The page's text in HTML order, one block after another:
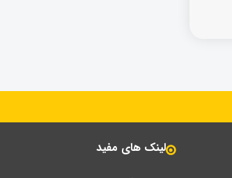
لینک های مفید